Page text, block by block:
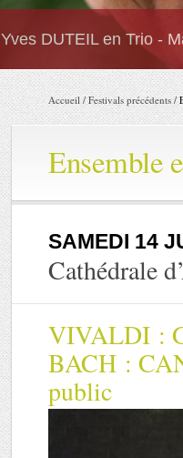
Yves DUTEIL en Trio -
Accueil /Festivals précédents /
Ensemble
SAMEDI 14
Cathédrale
VIVALDI :
BACH :
public